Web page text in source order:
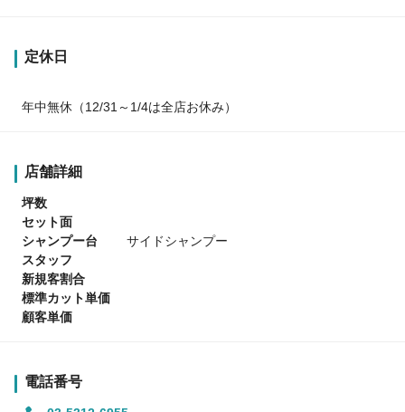
定休日
年中無休（12/31～1/4は全店お休み）
店舗詳細
坪数
セット面
シャンプー台
サイドシャンプー
スタッフ
新規客割合
標準カット単価
顧客単価
電話番号